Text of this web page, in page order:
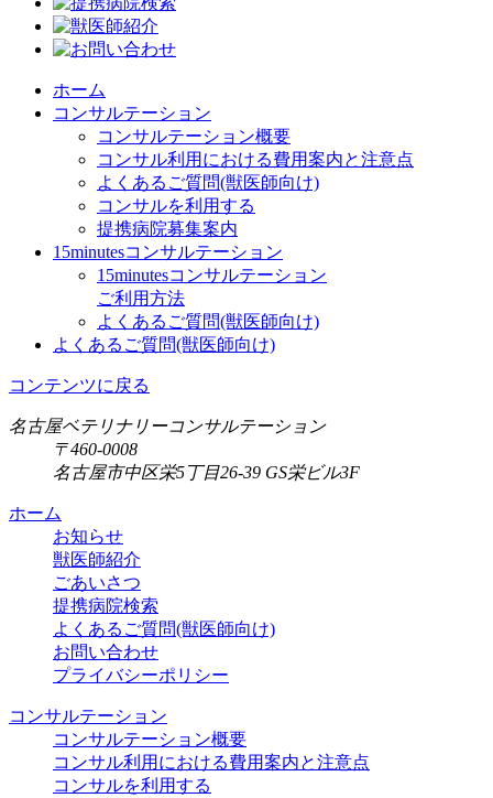
ホーム
コンサルテーション
コンサルテーション概要
コンサル利用における費用案内と注意点
よくあるご質問(獣医師向け)
コンサルを利用する
提携病院募集案内
15minutesコンサルテーション
15minutesコンサルテーション
ご利用方法
よくあるご質問(獣医師向け)
よくあるご質問(獣医師向け)
コンテンツに戻る
名古屋ベテリナリーコンサルテーション
〒460-0008
名古屋市中区栄5丁目26-39 GS栄ビル3F
ホーム
お知らせ
獣医師紹介
ごあいさつ
提携病院検索
よくあるご質問(獣医師向け)
お問い合わせ
プライバシーポリシー
コンサルテーション
コンサルテーション概要
コンサル利用における費用案内と注意点
コンサルを利用する